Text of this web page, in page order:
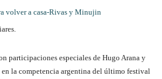
participaciones especiales de Hugo Arana y
la competencia argentina del último festival